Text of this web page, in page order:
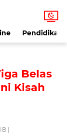
Pendidikan
Belas
Kisah
|